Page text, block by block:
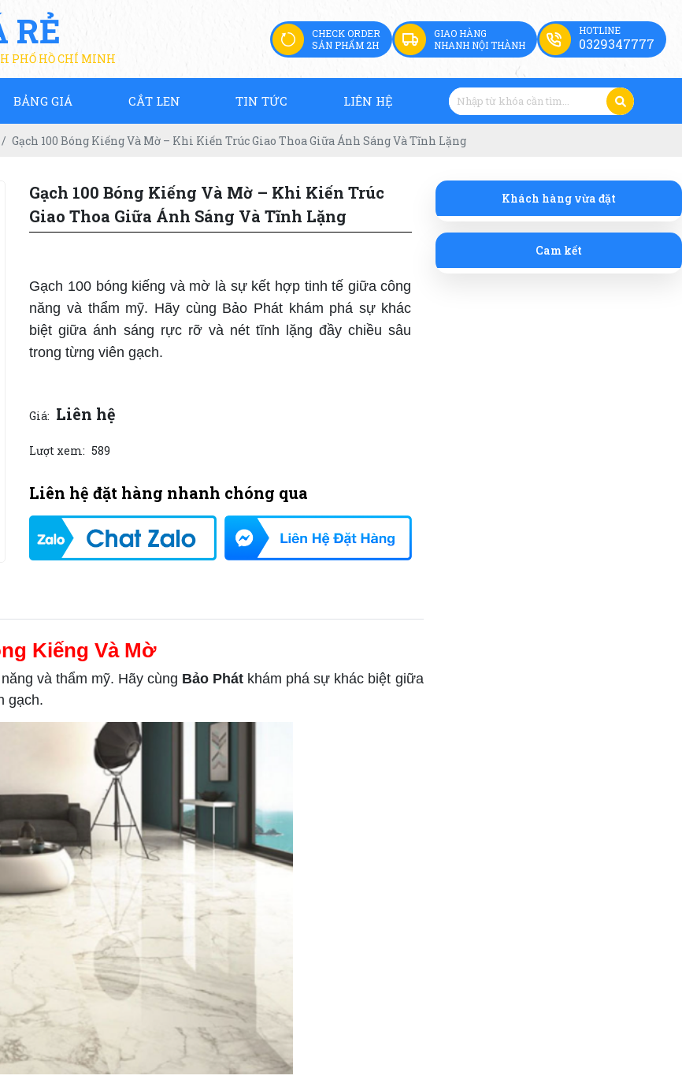
RẺ
PHỐ HỒ CHÍ MINH
CHECK ORDER
SẢN PHẨM 2H
GIAO HÀNG
NHANH NỘI THÀNH
HOTLINE
0329347777
BẢNG GIÁ CẮT LEN TIN TỨC LIÊN HỆ
Gạch 100 Bóng Kiếng Và Mờ – Khi Kiến Trúc Giao Thoa Giữa Ánh Sáng Và Tĩnh Lặng
Gạch 100 Bóng Kiếng Và Mờ – Khi Kiến Trúc
Giao Thoa Giữa Ánh Sáng Và Tĩnh Lặng
Gạch 100 bóng kiếng và mờ là sự kết hợp tinh tế giữa công
năng và thẩm mỹ. Hãy cùng Bảo Phát khám phá sự khác
biệt giữa ánh sáng rực rỡ và nét tĩnh lặng đầy chiều sâu
trong từng viên gạch.
Giá: Liên hệ
Lượt xem: 589
Liên hệ đặt hàng nhanh chóng qua
Kiếng Và Mờ
và thẩm mỹ. Hãy cùng Bảo Phát khám phá sự khác biệt giữa
gạch.
Khách hàng vừa đặt
Cam kết